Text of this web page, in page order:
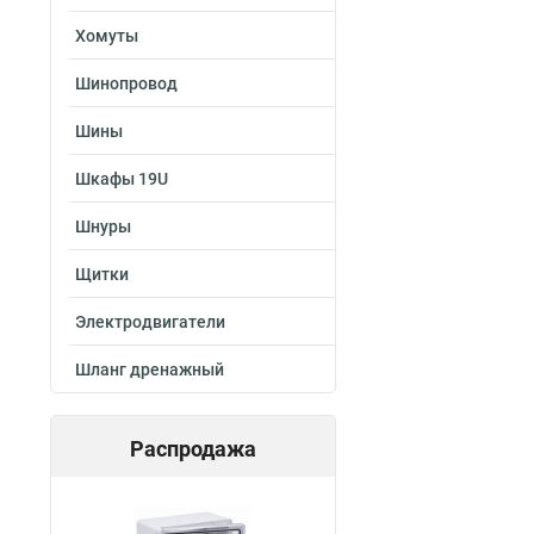
Хомуты
Шинопровод
Шины
Шкафы 19U
Шнуры
Щитки
Электродвигатели
Шланг дренажный
Распродажа